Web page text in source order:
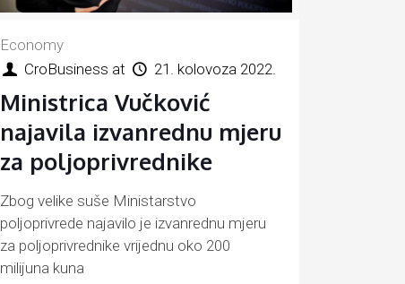
Economy
CroBusiness at 21. kolovoza 2022.
Ministrica Vučković
najavila izvanrednu mjeru
za poljoprivrednike
Zbog velike suše Ministarstvo
poljoprivrede najavilo je izvanrednu mjeru
za poljoprivrednike vrijednu oko 200
milijuna kuna